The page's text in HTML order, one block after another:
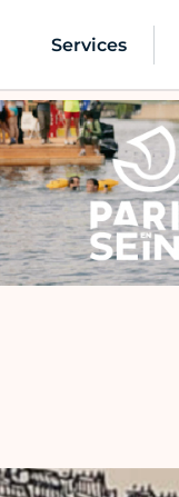
Services